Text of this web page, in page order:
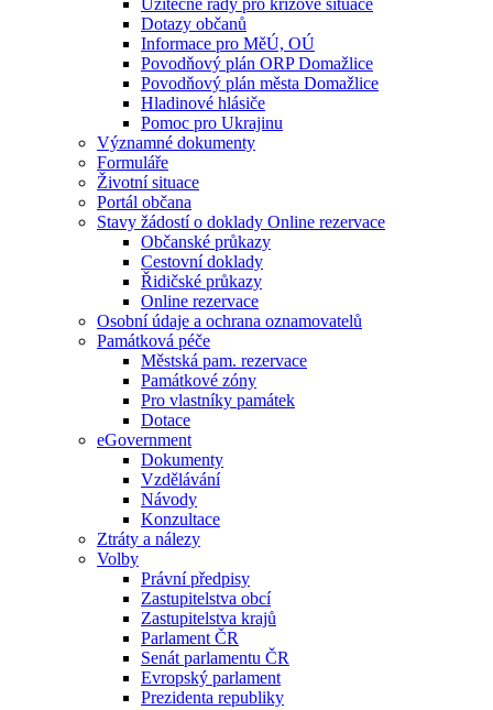
Užitečné rady pro krizové situace
Dotazy občanů
Informace pro MěÚ, OÚ
Povodňový plán ORP Domažlice
Povodňový plán města Domažlice
Hladinové hlásiče
Pomoc pro Ukrajinu
Významné dokumenty
Formuláře
Životní situace
Portál občana
Stavy žádostí o doklady Online rezervace
Občanské průkazy
Cestovní doklady
Řidičské průkazy
Online rezervace
Osobní údaje a ochrana oznamovatelů
Památková péče
Městská pam. rezervace
Památkové zóny
Pro vlastníky památek
Dotace
eGovernment
Dokumenty
Vzdělávání
Návody
Konzultace
Ztráty a nálezy
Volby
Právní předpisy
Zastupitelstva obcí
Zastupitelstva krajů
Parlament ČR
Senát parlamentu ČR
Evropský parlament
Prezidenta republiky